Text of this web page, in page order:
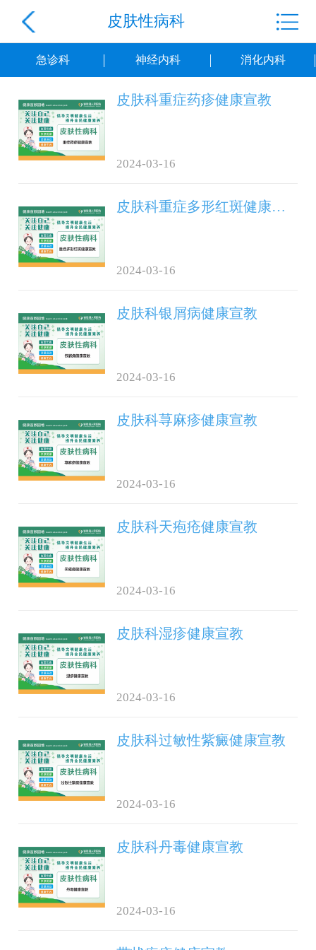
皮肤性病科
急诊科 神经内科 消化内科
皮肤科重症药疹健康宣教
2024-03-16
皮肤科重症多形红斑健康宣教
2024-03-16
皮肤科银屑病健康宣教
2024-03-16
皮肤科荨麻疹健康宣教
2024-03-16
皮肤科天疱疮健康宣教
2024-03-16
皮肤科湿疹健康宣教
2024-03-16
皮肤科过敏性紫癜健康宣教
2024-03-16
皮肤科丹毒健康宣教
2024-03-16